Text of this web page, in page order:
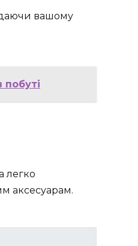
вашому
легко
аксесуарам.